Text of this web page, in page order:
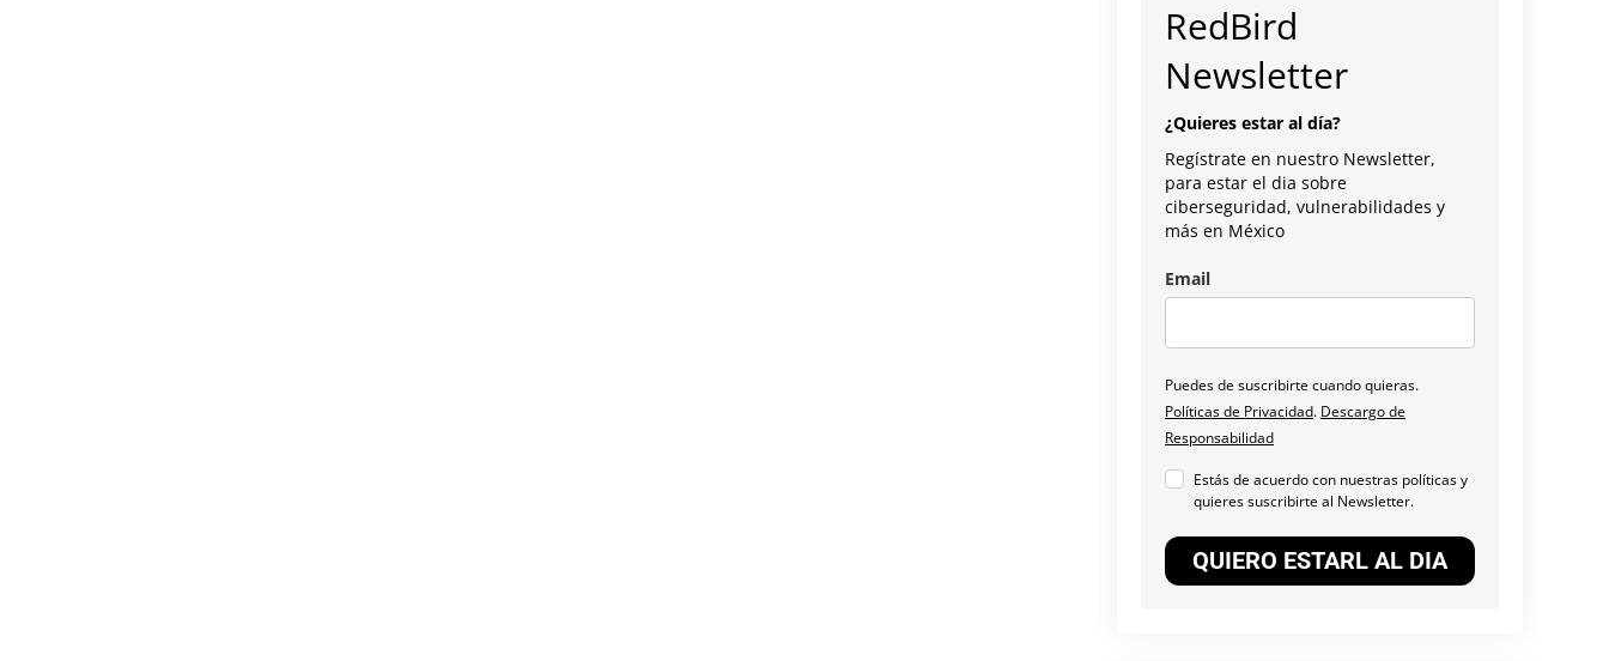
RedBird
Newsletter
¿Quieres estar al día?
Regístrate en nuestro Newsletter,
para estar el dia sobre
ciberseguridad, vulnerabilidades y
más en México
Email
Puedes de suscribirte cuando quieras.
Políticas de Privacidad. Descargo de
Responsabilidad
Estás de acuerdo con nuestras políticas y
quieres suscribirte al Newsletter.
QUIERO ESTARL AL DIA